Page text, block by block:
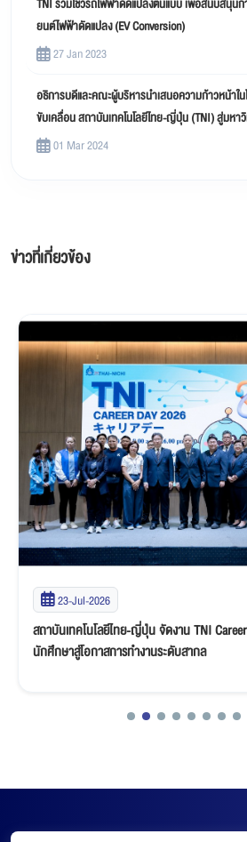
TNI ร่วมโชว์รถไฟฟ้าดัดแปลงต้นแบบ เพื่อสนับสนุน
ยนต์ไฟฟ้าดัดแปลง (EV Conversion)
27 Jan 2023
อธิการบดีและคณะผู้บริหารนำเสนอความก้าวหน้า
ขับเคลื่อน สถาบันเทคโนโลยีไทย-ญี่ปุ่น (TNI) สู่มห
01 Mar 2024
ข่าวที่เกี่ยวข้อง
23-Jul-2026
สถาบันเทคโนโลยีไทย-ญี่ปุ่น จัดงาน TNI
นักศึกษาสู่โอกาสการทำงานระดับสากล